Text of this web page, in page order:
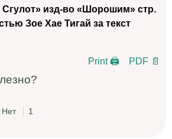
Сгулот» изд-во «Шорошим» стр.
Зое Хае Тигай за текст
Print 🖨 PDF 📄
Нет 1